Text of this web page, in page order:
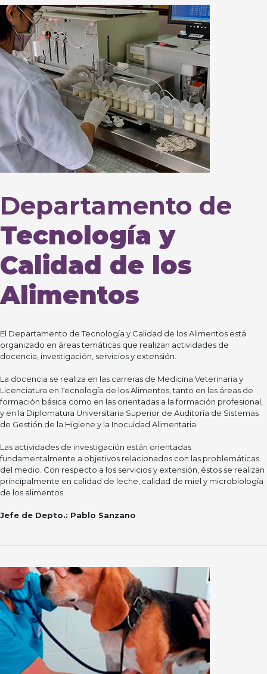
Departamento de
Tecnología y
Calidad de los
Alimentos
El Departamento de Tecnología y Calidad de los Alimentos está
organizado en áreas temáticas que realizan actividades de
docencia, investigación, servicios y extensión.
La docencia se realiza en las carreras de Medicina Veterinaria y
Licenciatura en Tecnología de los Alimentos, tanto en las áreas de
formación básica como en las orientadas a la formación profesional,
y en la Diplomatura Universitaria Superior de Auditoría de Sistemas
de Gestión de la Higiene y la Inocuidad Alimentaria.
Las actividades de investigación están orientadas
fundamentalmente a objetivos relacionados con las problemáticas
del medio. Con respecto a los servicios y extensión, éstos se realizan
principalmente en calidad de leche, calidad de miel y microbiología
de los alimentos.
Jefe de Depto.: Pablo Sanzano